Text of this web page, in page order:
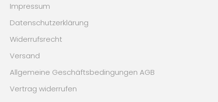
Impressum
Datenschutzerklärung
Widerrufsrecht
Versand
Allgemeine Geschäftsbedingungen AGB
Vertrag widerrufen